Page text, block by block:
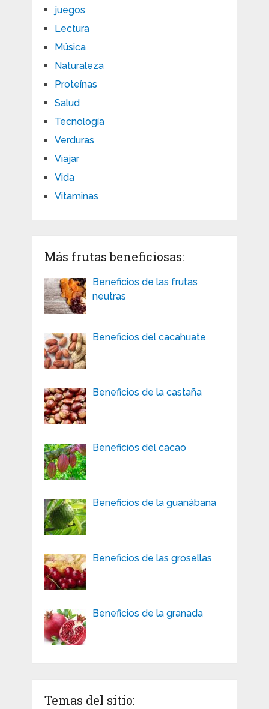
juegos
Lectura
Música
Naturaleza
Proteínas
Salud
Tecnología
Verduras
Viajar
Vida
Vitaminas
Más frutas beneficiosas:
Beneficios de las frutas
neutras
Beneficios del cacahuate
Beneficios de la castaña
Beneficios del cacao
Beneficios de la guanábana
Beneficios de las grosellas
Beneficios de la granada
Temas del sitio: